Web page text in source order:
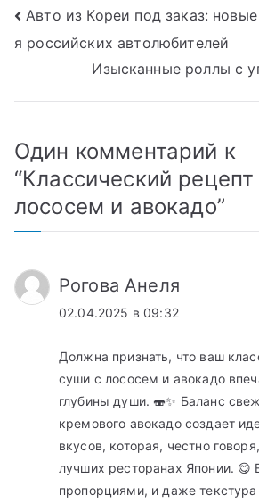
Навигация
по
записям
Авто из Кореи под заказ:
я российских автолюбителей
Изысканные роллы с
Один комментарий к
“Классический
лососем и авокадо”
Рогова Анеля
02.04.2025 в 09:32
Должна признать, что ваш
суши с лососем и авокадо
глубины души. 🍣✨ Баланс
кремового авокадо создает
вкусов, которая, честно
лучших ресторанах Японии. 😋
пропорциями, и даже текстура